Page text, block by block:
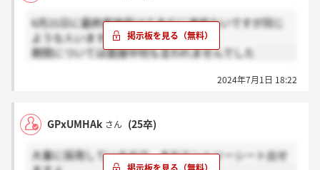
6月21日に最終面接受けて未だに連絡ないですが同じ
ような人いますか？
期間については面接中何も言われませんでした
2024年7月1日 18:22
GPxUMHAk さん (25卒)
大量に採用しているので、まだエントリーシート出せ